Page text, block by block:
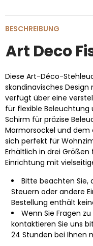
BESCHREIBUNG
Art Deco
Diese Art-Déco-
skandinavisches
verfügt über eine
für flexible Beleuchtung
Schirm für präzise
Marmorsockel und dem
sich perfekt für
Erhältlich in drei Größen
Einrichtung mit
Bitte beachten Sie,
Steuern oder andere
Bestellung enthält
Wenn Sie Fragen
kontaktieren Sie uns
24 Stunden bei Ihnen